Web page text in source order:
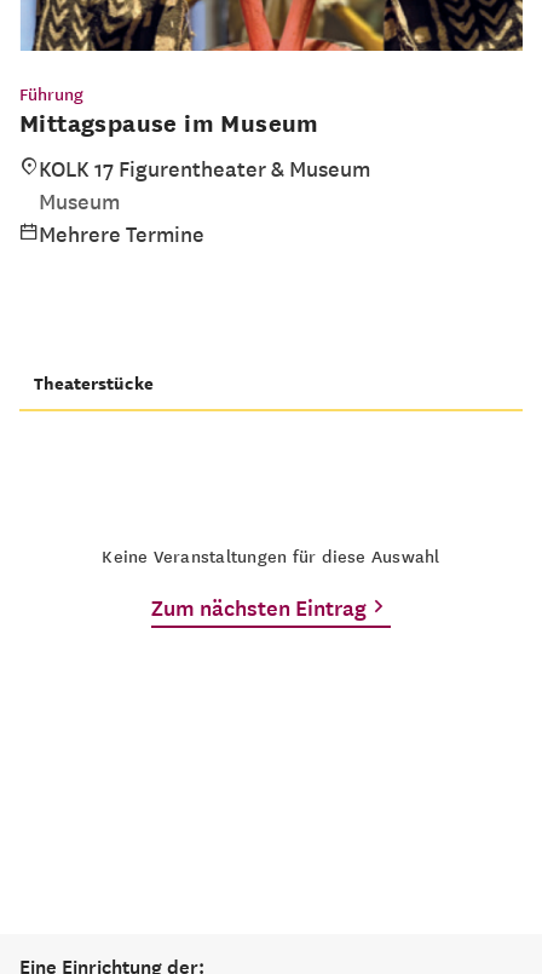
Führung
Mittagspause im Museum
KOLK 17 Figurentheater & Museum
Museum
Mehrere Termine
Theaterstücke
Keine Veranstaltungen für diese Auswahl
Zum nächsten Eintrag
Eine Einrichtung der: